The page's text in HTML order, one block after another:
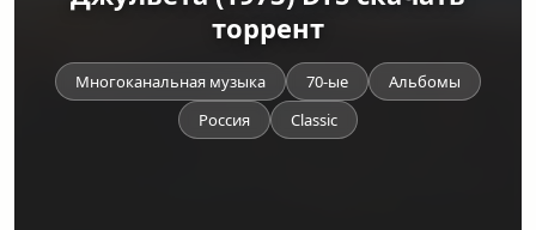
торрент
Многоканальная музыка 70-ые
Альбомы
Россия
Classic